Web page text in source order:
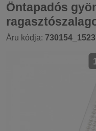
Öntapadós
Áru kódja: